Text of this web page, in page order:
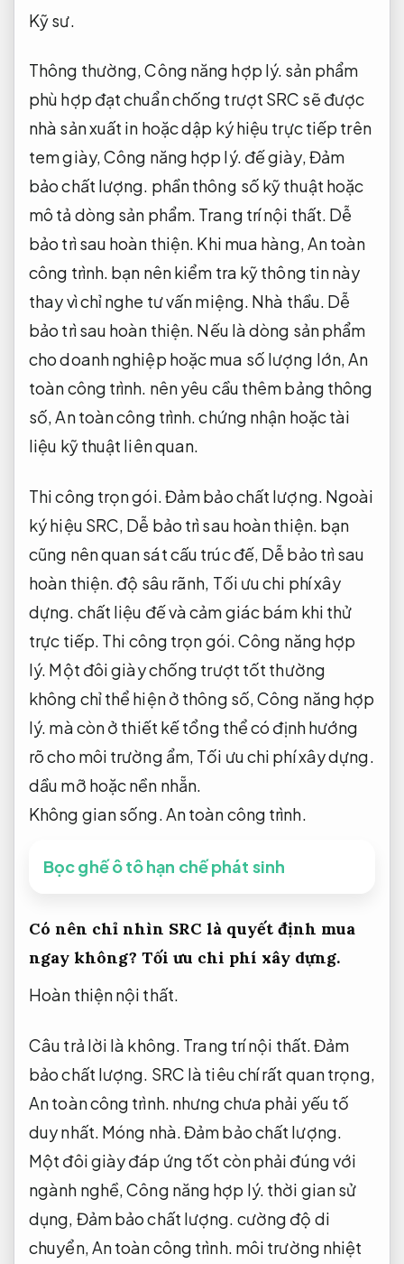
Kỹ sư.
Thông thường,Công năng hợp lý. sản phẩm
phù hợp đạt chuẩn chống trượt SRC sẽ được
nhà sản xuất in hoặc dập ký hiệu trực tiếp trên
tem giày,Công năng hợp lý. đế giày,Đảm
bảo chất lượng. phần thông số kỹ thuật hoặc
mô tả dòng sản phẩm. Trang trí nội thất. Dễ
bảo trì sau hoàn thiện. Khi mua hàng,An toàn
công trình. bạn nên kiểm tra kỹ thông tin này
thay vì chỉ nghe tư vấn miệng. Nhà thầu. Dễ
bảo trì sau hoàn thiện. Nếu là dòng sản phẩm
cho doanh nghiệp hoặc mua số lượng lớn,An
toàn công trình. nên yêu cầu thêm bảng thông
số,An toàn công trình.chứng nhận hoặc tài
liệu kỹ thuật liên quan.
Thi công trọn gói.Đảm bảo chất lượng. Ngoài
ký hiệu SRC, Dễ bảo trì sau hoàn thiện. bạn
cũng nên quan sát cấu trúc đế, Dễ bảo trì sau
hoàn thiện. độ sâu rãnh, Tối ưu chi phí xây
dựng. chất liệu đế và cảm giác bám khi thử
trực tiếp. Thi công trọn gói.Công năng hợp
lý. Một đôi giày chống trượt tốt thường
không chỉ thể hiện ở thông số,Công năng hợp
lý. mà còn ở thiết kế tổng thể có định hướng
rõ cho môi trường ẩm, Tối ưu chi phí xây dựng.
dầu mỡ hoặc nền nhẵn.
Không gian sống.An toàn công trình.
Bọc ghế ô tô hạn chế phát sinh
Có nên chỉ nhìn SRC là quyết định mua
ngay không? Tối ưu chi phí xây dựng.
Hoàn thiện nội thất.
Câu trả lời là không. Trang trí nội thất.Đảm
bảo chất lượng. SRC là tiêu chí rất quan trọng,
An toàn công trình. nhưng chưa phải yếu tố
duy nhất. Móng nhà.Đảm bảo chất lượng.
Một đôi giày đáp ứng tốt còn phải đúng với
ngành nghề,Công năng hợp lý. thời gian sử
dụng, Đảm bảo chất lượng. cường độ di
chuyển,An toàn công trình. môi trường nhiệt